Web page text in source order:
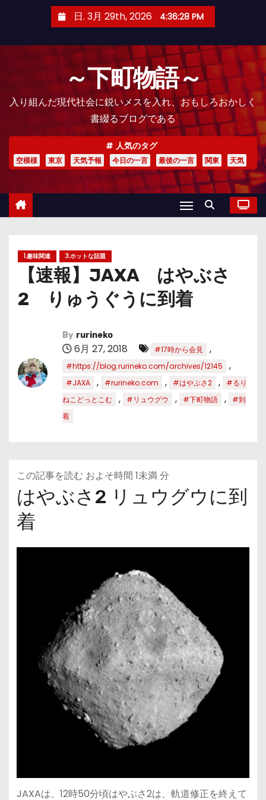
日. 3月 29th, 2026 4:36:29 PM
～下町物語～
入り組んだ現代社会に鋭いメスを入れ、おもしろおかしく
書綴るブログである
人気のタグ
空模様 東京 天気予報 今日の一言 最後の一言 関東 天気
1.趣味関連 3.ホットな話題
【速報】JAXA はやぶさ
2 りゅうぐうに到着
By rurineko
6月 27, 2018 #17時から会見 ,
#https://blog.rurineko.com/archives/12145 ,
#JAXA , #rurineko.com , #はやぶさ2 ,
#るり
ねこどっとこむ
, #リュウグウ , #下町物語 ,
#到
着
この記事を読む およそ時間 1未満 分
はやぶさ2 リュウグウに到
着
JAXAは、12時50分頃はやぶさ2は、軌道修正を終えて